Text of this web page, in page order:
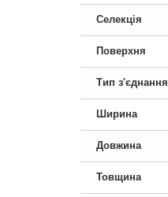
Селекція
Поверхня
Тип з'єднання
Ширина
Довжина
Товщина